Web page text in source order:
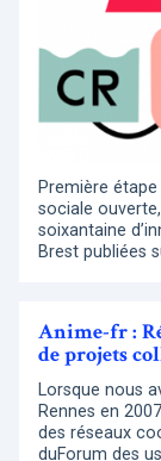
Première
sociale
soixantaine
Brest publiées
Anime-fr :
de projets
Lorsque nous
Rennes en
des réseaux
duForum des